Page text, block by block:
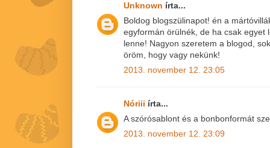
Unknown írta...
Boldog blogszülinapot! én a
egyformán örülnék, de ha csak egyet
lenne! Nagyon szeretem a blogod,
öröm, hogy vagy nekünk!
2013. november 12. 23:05
Nóriii írta...
A szórósablont és a bonbonformát
2013. november 12. 23:09